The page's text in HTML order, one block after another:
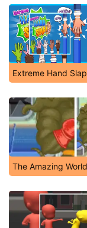
Extreme Hand Slap
The Amazing